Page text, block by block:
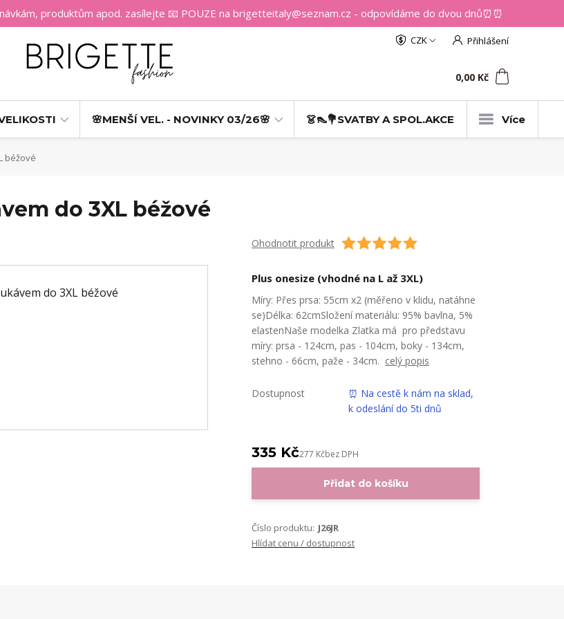
produktům apod. zasílejte 📧 POUZE na brigetteitaly@seznam.cz - odpovídáme do dvou dnů⏰⏰
CZK
Přihlášení
0,00 Kč
🌸MENŠÍ VEL. - NOVINKY 03/26🌸 👗👠💐SVATBY A SPOL.AKCE Více
béžové
do 3XL béžové
Ohodnotit produkt
Plus onesize (vhodné na L až 3XL)
Míry: Přes prsa: 55cm x2 (měřeno v klidu, natáhne
se)Délka: 62cmSložení materiálu: 95% bavlna, 5%
elastenNaše modelka Zlatka má pro představu
míry: prsa - 124cm, pas - 104cm, boky - 134cm,
stehno - 66cm, paže - 34cm. celý popis
Dostupnost
⏰ Na cestě k nám na sklad,
k odeslání do 5ti dnů
335 Kč277 Kčbez DPH
Přidat do košíku
Číslo produktu: J26JR
Hlídat cenu / dostupnost